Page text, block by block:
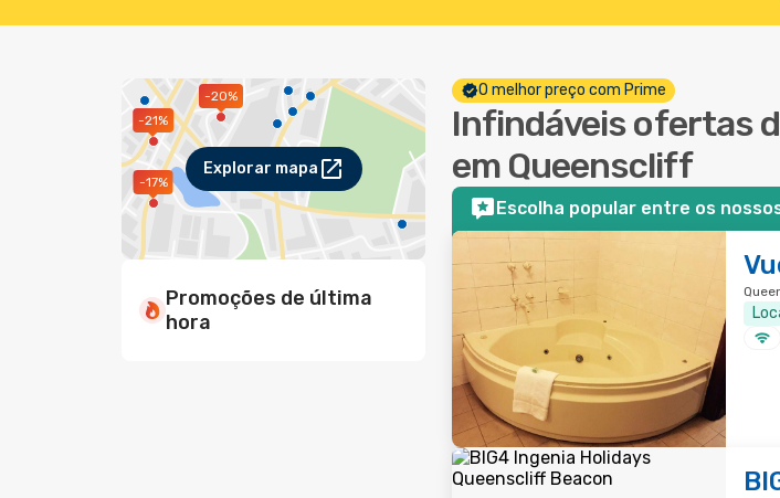
-21%
-20%
-17%
Explorar mapa
Promoções de última
hora
O melhor preço com Prime
Infindáveis ofertas
em Queenscliff
Escolha popular entre os